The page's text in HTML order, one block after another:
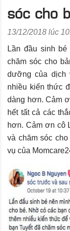
sóc cho
13/12/2018 lúc
Lần đầu sinh
chăm sóc cho
dưỡng của dịch
nhiều kiến thức
dàng hơn. Cảm
hết tất cả các
hơn. Cảm ơn cô
và chăm sóc
vụ của